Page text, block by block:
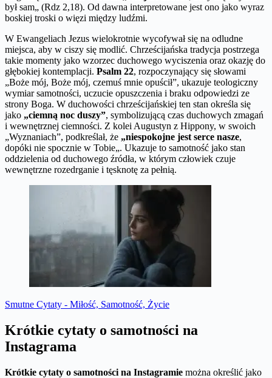
był sam„ (Rdz 2,18). Od dawna interpretowane jest ono jako wyraz
boskiej troski o więzi między ludźmi.
W Ewangeliach Jezus wielokrotnie wycofywał się na odludne
miejsca, aby w ciszy się modlić. Chrześcijańska tradycja postrzega
takie momenty jako wzorzec duchowego wyciszenia oraz okazję do
głębokiej kontemplacji. Psalm 22, rozpoczynający się słowami
„Boże mój, Boże mój, czemuś mnie opuścił”, ukazuje teologiczny
wymiar samotności, uczucie opuszczenia i braku odpowiedzi ze
strony Boga. W duchowości chrześcijańskiej ten stan określa się
jako „ciemną noc duszy”, symbolizującą czas duchowych zmagań
i wewnętrznej ciemności. Z kolei Augustyn z Hippony, w swoich
„Wyznaniach”, podkreślał, że „niespokojne jest serce nasze,
dopóki nie spocznie w Tobie„. Ukazuje to samotność jako stan
oddzielenia od duchowego źródła, w którym człowiek czuje
wewnętrzne rozedrganie i tęsknotę za pełnią.
Smutne Cytaty - Miłość, Samotność, Życie
Krótkie cytaty o samotności na
Instagrama
Krótkie cytaty o samotności na Instagramie można określić jako